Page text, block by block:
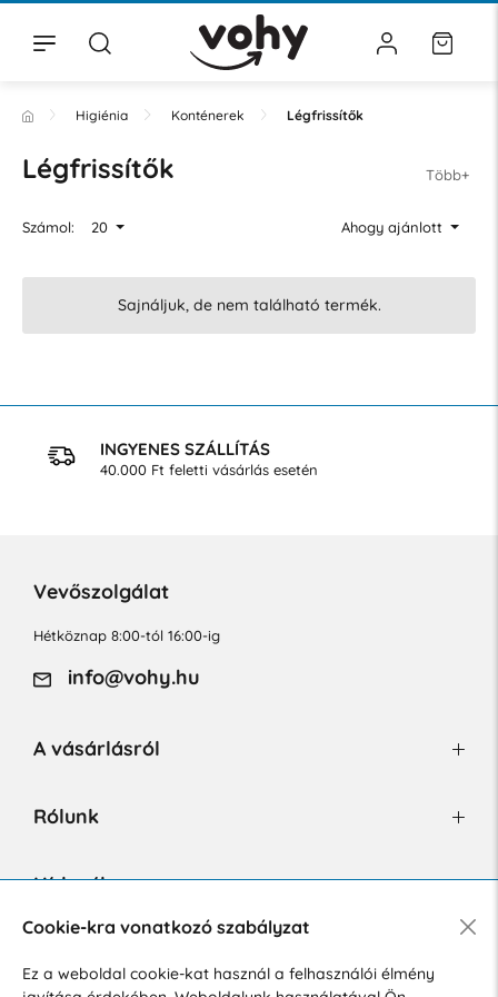
Higiénia Konténerek Légfrissítők
Légfrissítők Több+
Számol: 20 Ahogy ajánlott
Sajnáljuk, de nem található termék.
INGYENES SZÁLLÍTÁS
40.000 Ft feletti vásárlás esetén
Vevőszolgálat
Hétköznap 8:00-tól 16:00-ig
info@vohy.hu
A vásárlásról
Rólunk
Hírlevél
Hozzájárulok a személyes adatok marketing célú kezeléséhez.
Cookie-kra vonatkozó szabályzat
Ez a weboldal cookie-kat használ a felhasználói élmény